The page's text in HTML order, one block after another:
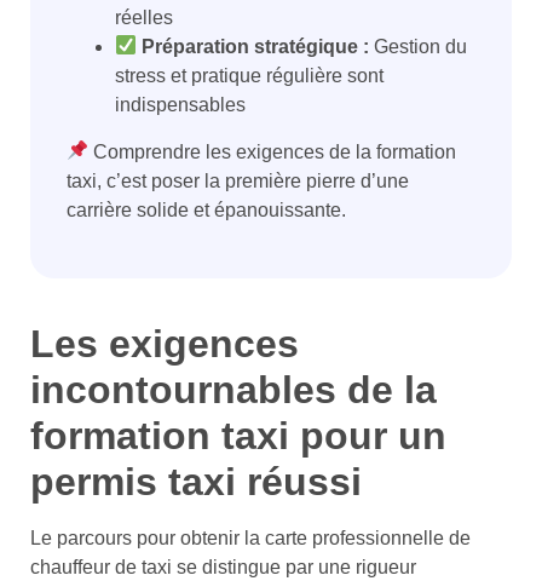
réelles
Préparation stratégique : Gestion du
stress et pratique régulière sont
indispensables
Comprendre les exigences de la formation
taxi, c’est poser la première pierre d’une
carrière solide et épanouissante.
Les exigences
incontournables de la
formation taxi pour un
permis taxi réussi
Le parcours pour obtenir la carte professionnelle de
chauffeur de taxi se distingue par une rigueur